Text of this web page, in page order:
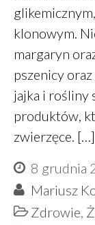
klonowym.
margaryn
pszenicy
jajka i rośliny
produktów,
zwierzęce. […]
8 grudnia
Mariusz
Zdrowie